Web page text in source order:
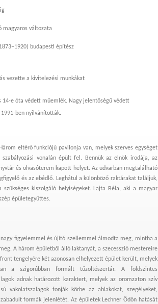
magyaros változata
budapesti építész
vezette a kivitelezési munkákat
14-e óta védett műemlék. Nagy jelentőségű védett
ben nyilvánították.
eltérő funkciójú pavilonja van, melyek szerves egységet
vonalán épült fel. Bennük az elnök irodája, az
és olvasóterem kapott helyet. Az udvarban megtalálható
és az ebédlő. Leghátul a különböző raktárakat találjuk,
kiszolgáló helyiségeket. Lajta Béla, aki a magyar
épületegyüttes.
figyelemmel és újító szellemmel álmodta meg, mintha a
A három épületből álló laktanyát, a szecesszió mestereire
tengelyére két azonosan elhelyezett épület került, melyek
a szigorúbban formált tűzoltószertár. A földszintes
adnak határozott karaktert, melyek az oromzaton szív
vakolatszalagok fonják körbe az ablakokat, szegélyeket,
formák jelenlétét. Az épületek Lechner Ödön hatását